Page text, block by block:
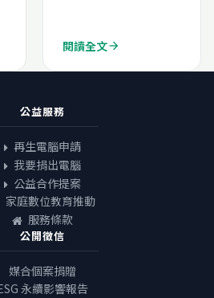
閱讀全文arrow_forward
公益服務
再生電腦申請
我要捐出電腦
公益合作提案
家庭數位教育推動
服務條款
公開徵信
媒合個案捐贈
永續影響報告